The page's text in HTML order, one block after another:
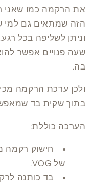
את הרקמה כמו שאני
הזה שמתאים גם למי
וניתן לשליפה בכל
שעה פנויים אפשר
בה.
ולכן ערכת הרקמה
בתוך שקית בד
הערכה כוללת:
של VOG.
בד כותנה